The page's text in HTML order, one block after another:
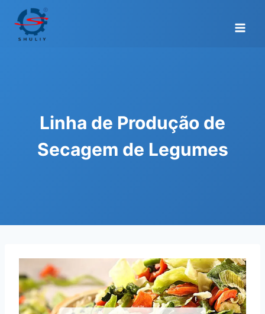
content
Linha de Produção de
Secagem de Legumes